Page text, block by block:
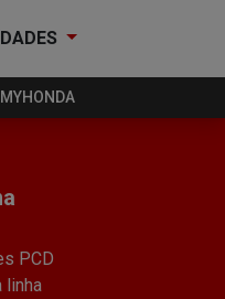
MYHONDA
PCD
linha